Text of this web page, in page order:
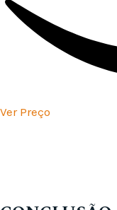
Ver Preço